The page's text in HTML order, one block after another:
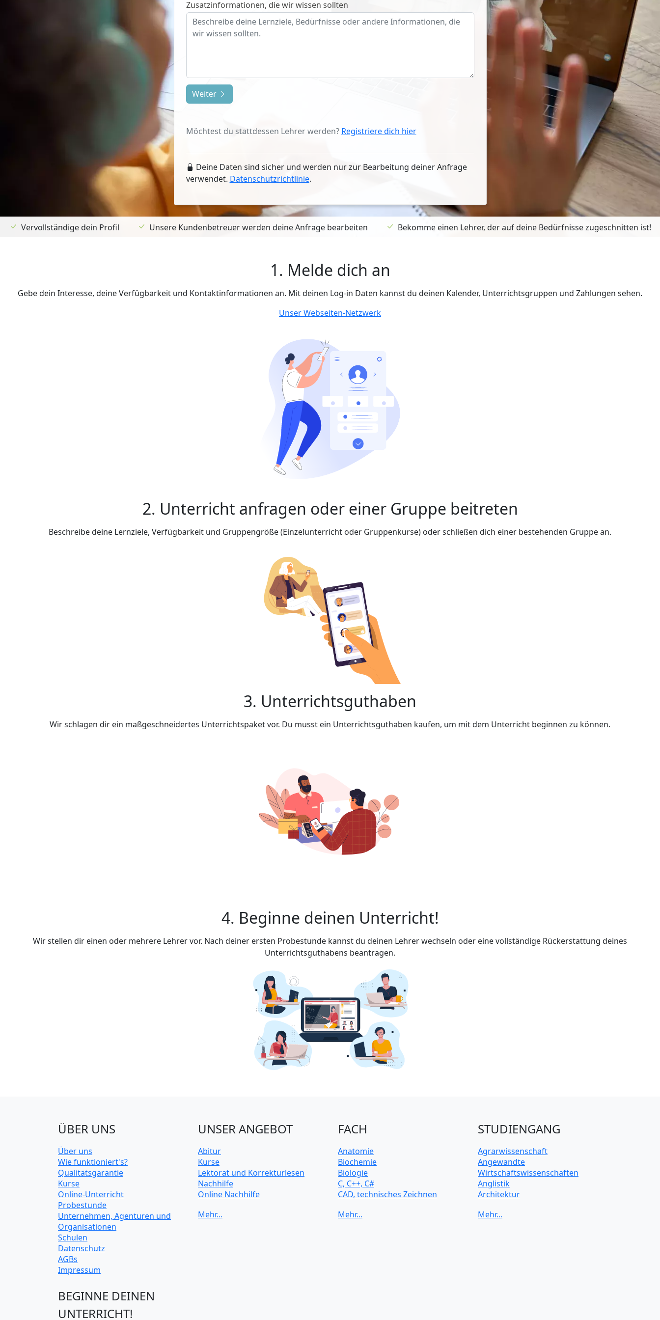
Zusatzinformationen, die wir wissen sollten
Weiter
Möchtest du stattdessen Lehrer werden? Registriere dich hier
Deine Daten sind sicher und werden nur zur Bearbeitung deiner Anfrage
verwendet. Datenschutzrichtlinie.
Vervollständige dein Profil Unsere Kundenbetreuer werden deine Anfrage bearbeiten Bekomme einen Lehrer, der auf deine Bedürfnisse zugeschnitten ist!
1. Melde dich an
Gebe dein Interesse, deine Verfügbarkeit und Kontaktinformationen an. Mit deinen Log-in Daten kannst du deinen Kalender, Unterrichtsgruppen und Zahlungen sehen.
Unser Webseiten-Netzwerk
2. Unterricht anfragen oder einer Gruppe beitreten
Beschreibe deine Lernziele, Verfügbarkeit und Gruppengröße (Einzelunterricht oder Gruppenkurse) oder schließen dich einer bestehenden Gruppe an.
3. Unterrichtsguthaben
Wir schlagen dir ein maßgeschneidertes Unterrichtspaket vor. Du musst ein Unterrichtsguthaben kaufen, um mit dem Unterricht beginnen zu können.
4. Beginne deinen Unterricht!
Wir stellen dir einen oder mehrere Lehrer vor. Nach deiner ersten Probestunde kannst du deinen Lehrer wechseln oder eine vollständige Rückerstattung deines
Unterrichtsguthabens beantragen.
ÜBER UNS
Über uns
Wie funktioniert's?
Qualitätsgarantie
Kurse
Online-Unterricht
Probestunde
Unternehmen, Agenturen und
Organisationen
Schulen
Datenschutz
AGBs
Impressum
BEGINNE DEINEN
UNTERRICHT!
UNSER ANGEBOT
Abitur
Kurse
Lektorat und Korrekturlesen
Nachhilfe
Online Nachhilfe
FACH
Anatomie
Biochemie
Biologie
C, C++, C#
CAD, technisches Zeichnen
Computerarchitektur
STUDIENGANG
Agrarwissenschaft
Angewandte
Wirtschaftswissenschaften
Anglistik
Architektur
Betriebswirtschaft BWL